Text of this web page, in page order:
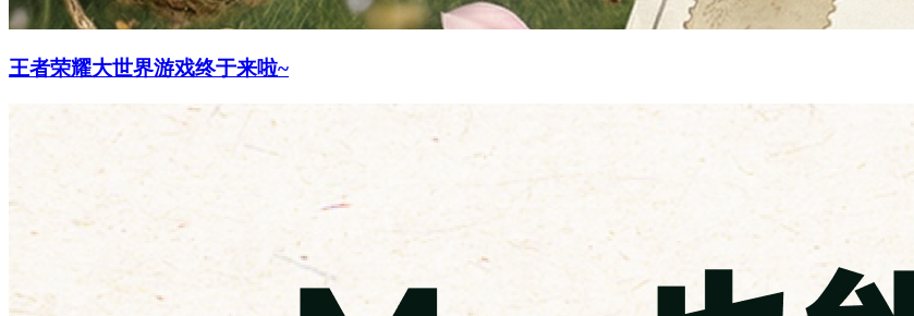
王者荣耀大世界游戏终于来啦~